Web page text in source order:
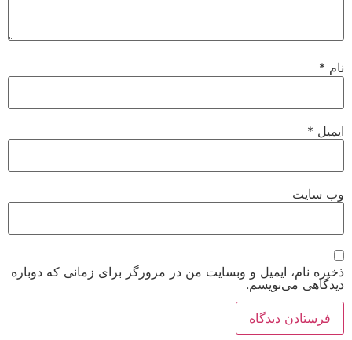
نام*
ایمیل*
وب‌ سایت
ذخیره نام، ایمیل و وبسایت من در مرورگر برای زمانی که دوباره
دیدگاهی می‌نویسم.